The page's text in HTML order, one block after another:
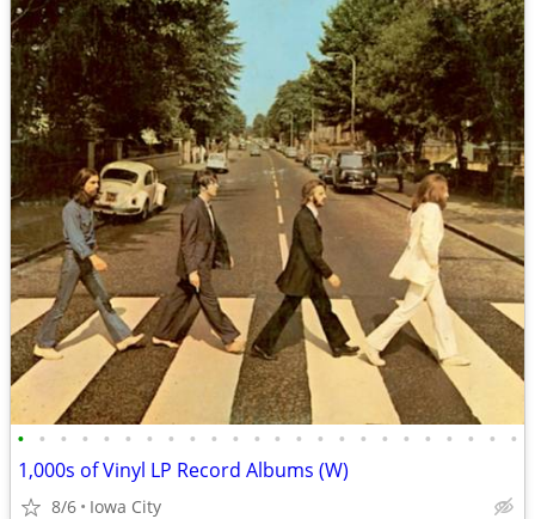
• • • • • • • • • • • • • • • • • • • • • • • •
1,000s of Vinyl LP Record Albums (W)
8/6 Iowa City